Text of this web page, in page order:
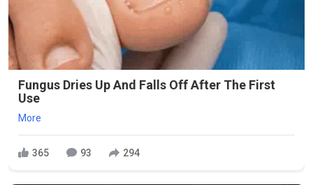
Fungus Dries Up And Falls Off After The First
Use
More
365 93 294